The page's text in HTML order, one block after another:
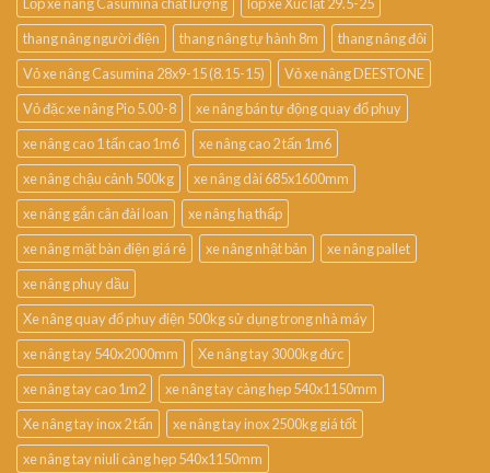
thang nâng người điện
thang nâng tự hành 8m
thang nâng đôi
Vỏ xe nâng Casumina 28x9-15 (8.15-15)
Vỏ xe nâng DEESTONE
Vỏ đặc xe nâng Pio 5.00-8
xe nâng bán tự động quay đổ phuy
xe nâng cao 1 tấn cao 1m6
xe nâng cao 2 tấn 1m6
xe nâng chậu cảnh 500kg
xe nâng dài 685x1600mm
xe nâng gắn cân đài loan
xe nâng hạ thấp
xe nâng mặt bàn điện giá rẻ
xe nâng nhật bản
xe nâng pallet
xe nâng phuy dầu
Xe nâng quay đổ phuy điện 500kg sử dụng trong nhà máy
xe nâng tay 540x2000mm
Xe nâng tay 3000kg đức
xe nâng tay cao 1m2
xe nâng tay càng hẹp 540x1150mm
Xe nâng tay inox 2 tấn
xe nâng tay inox 2500kg giá tốt
xe nâng tay niuli càng hẹp 540x1150mm